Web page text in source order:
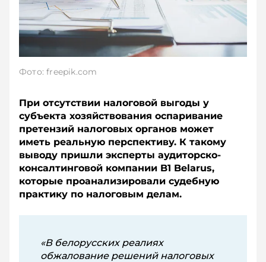
Фото: freepik.com
При отсутствии налоговой выгоды у
субъекта хозяйствования оспаривание
претензий налоговых органов может
иметь реальную перспективу. К такому
выводу пришли эксперты аудиторско-
консалтинговой компании B1 Belarus,
которые проанализировали судебную
практику по налоговым делам.
«В белорусских реалиях
обжалование решений налоговых